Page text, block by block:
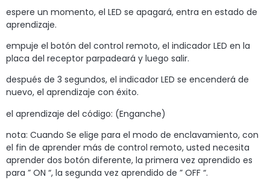
espere un momento, el LED se apagará, entra en estado de
aprendizaje.
empuje el botón del control remoto, el indicador LED en la
placa del receptor parpadeará y luego salir.
después de 3 segundos, el indicador LED se encenderá de
nuevo, el aprendizaje con éxito.
el aprendizaje del código: (Enganche)
nota: Cuando Se elige para el modo de enclavamiento, con
el fin de aprender más de control remoto, usted necesita
aprender dos botón diferente, la primera vez aprendido es
para ” ON “, la segunda vez aprendido de ” OFF “.